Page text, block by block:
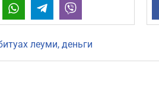
FacebookWhatsAppTelegram
леуми деньги